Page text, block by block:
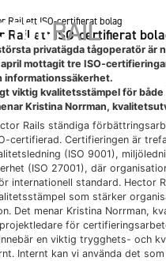
Rail ett ISO-certifierat bolag
Rail ett ISO-certifierat
privatägda tågoperatör är
april mottagit tre ISO-
informationssäkerhet.
viktig kvalitetsstämpel för
Kristina Norrman,
Rails ständiga
certifierad. Certifieringen är
(ISO 9001),
(ISO 27001), där
internationell standard. Hector
som stärker
Det menar Kristina Norrman,
för
en viktig trygghets- och
Internt kan vi använda det